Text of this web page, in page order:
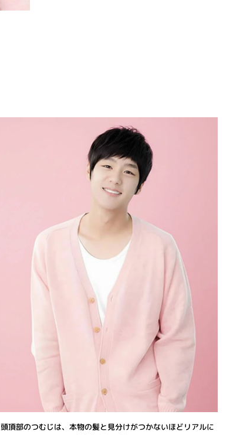
頭頂部のつむじは、本物の髪と見分けがつかないほどリアルに